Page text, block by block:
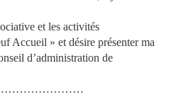
et les activités
Accueil » et désire présenter ma
d’administration de